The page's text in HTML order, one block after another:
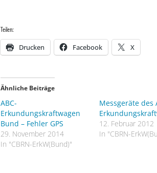
Teilen:
Drucken Facebook X
Ähnliche Beiträge
ABC-
Erkundungskraftwagen
Bund – Fehler GPS
29. November 2014
In "CBRN-ErkW(Bund)"
Messgeräte des
12. Februar 2012
In "CBRN-